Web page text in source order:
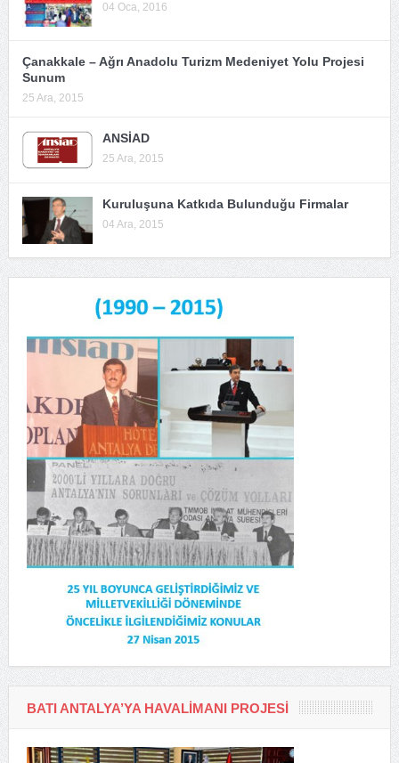
04 Oca, 2016
Çanakkale – Ağrı Anadolu Turizm Medeniyet Yolu Projesi
Sunum
25 Ara, 2015
ANSİAD
25 Ara, 2015
Kuruluşuna Katkıda Bulunduğu Firmalar
04 Ara, 2015
BATI ANTALYA’YA HAVALIMANI PROJESI